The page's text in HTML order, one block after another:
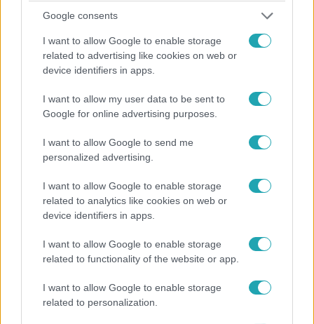
Google consents
I want to allow Google to enable storage
related to advertising like cookies on web or
device identifiers in apps.
I want to allow my user data to be sent to
Google for online advertising purposes.
I want to allow Google to send me
personalized advertising.
I want to allow Google to enable storage
related to analytics like cookies on web or
device identifiers in apps.
I want to allow Google to enable storage
related to functionality of the website or app.
I want to allow Google to enable storage
related to personalization.
7:58
2025. március 28. 10:44
Tarolt az RTL a Televíziós Újságírók gáláján!
A 2025-ös Televíziós Újságírók gáláján tizenhat
kategóriában hirdettek nyertest: az RTL kiemelkedő
eredményt ért el, hiszen összesen hét elismerést vihetett